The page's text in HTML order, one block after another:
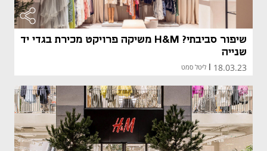
שיפור סביבתי? H&M משיקה פרויקט מכירת בגדי יד
שנייה
18.03.23 ליטל סמט